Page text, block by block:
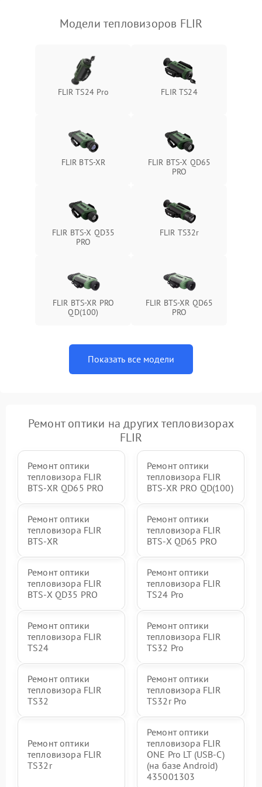
Модели тепловизоров FLIR
FLIR TS24 Pro FLIR TS24
FLIR BTS-XR
FLIR BTS-X QD65
PRO
FLIR BTS-X QD35
PRO
FLIR TS32r
FLIR BTS-XR PRO
QD(100)
FLIR BTS-XR QD65
PRO
Показать все модели
Ремонт оптики на других тепловизорах
FLIR
Ремонт оптики
тепловизора FLIR
BTS-XR QD65 PRO
Ремонт оптики
тепловизора FLIR
BTS-XR PRO QD(100)
Ремонт оптики
тепловизора FLIR
BTS-XR
Ремонт оптики
тепловизора FLIR
BTS-X QD65 PRO
Ремонт оптики
тепловизора FLIR
BTS-X QD35 PRO
Ремонт оптики
тепловизора FLIR
TS24 Pro
Ремонт оптики
тепловизора FLIR
TS24
Ремонт оптики
тепловизора FLIR
TS32 Pro
Ремонт оптики
тепловизора FLIR
TS32
Ремонт оптики
тепловизора FLIR
TS32r Pro
Ремонт оптики
тепловизора FLIR
TS32r
Ремонт оптики
тепловизора FLIR
ONE Pro LT (USB-C)
(на базе Android)
435001303